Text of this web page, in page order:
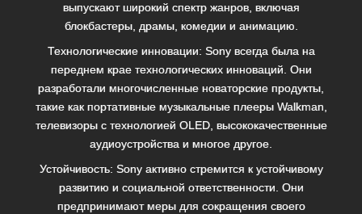
выпускают широкий спектр жанров, включая
блокбастеры, драмы, комедии и анимацию.
Технологические инновации: Sony всегда была на
переднем крае технологических инноваций. Они
разработали многочисленные новаторские продукты,
такие как портативные музыкальные плееры Walkman,
телевизоры с технологией OLED, высококачественные
аудиоустройства и многое другое.
Устойчивость: Sony активно стремится к устойчивому
развитию и социальной ответственности. Они
предпринимают меры для сокращения своего